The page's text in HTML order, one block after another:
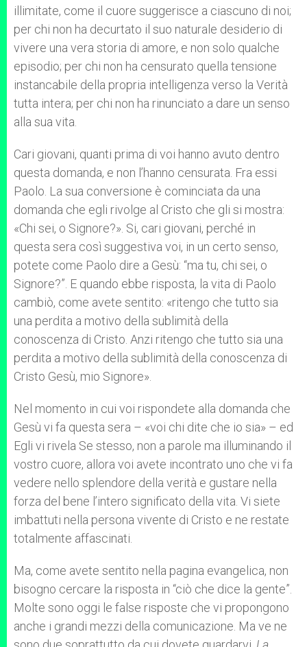
illimitate, come il cuore suggerisce a ciascuno di noi;
per chi non ha decurtato il suo naturale desiderio di
vivere una vera storia di amore, e non solo qualche
episodio; per chi non ha censurato quella tensione
instancabile della propria intelligenza verso la Verità
tutta intera; per chi non ha rinunciato a dare un senso
alla sua vita.
Cari giovani, quanti prima di voi hanno avuto dentro
questa domanda, e non l’hanno censurata. Fra essi
Paolo. La sua conversione è cominciata da una
domanda che egli rivolge al Cristo che gli si mostra:
«Chi sei, o Signore?». Si, cari giovani, perché in
questa sera così suggestiva voi, in un certo senso,
potete come Paolo dire a Gesù: “ma tu, chi sei, o
Signore?”. E quando ebbe risposta, la vita di Paolo
cambiò, come avete sentito: «ritengo che tutto sia
una perdita a motivo della sublimità della
conoscenza di Cristo. Anzi ritengo che tutto sia una
perdita a motivo della sublimità della conoscenza di
Cristo Gesù, mio Signore».
Nel momento in cui voi rispondete alla domanda che
Gesù vi fa questa sera – «voi chi dite che io sia» – ed
Egli vi rivela Se stesso, non a parole ma illuminando il
vostro cuore, allora voi avete incontrato uno che vi fa
vedere nello splendore della verità e gustare nella
forza del bene l’intero significato della vita. Vi siete
imbattuti nella persona vivente di Cristo e ne restate
totalmente affascinati.
Ma, come avete sentito nella pagina evangelica, non
bisogno cercare la risposta in “ciò che dice la gente”.
Molte sono oggi le false risposte che vi propongono
anche i grandi mezzi della comunicazione. Ma ve ne